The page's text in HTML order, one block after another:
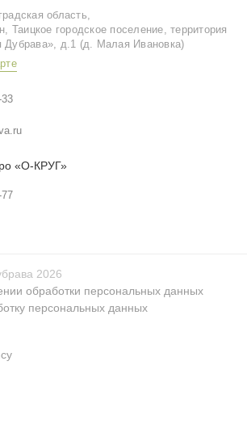
область,
Таицкое городское поселение, территория
Дубрава», д.1 (д. Малая Ивановка)
«О-КРУГ»
2026
обработки персональных данных
персональных данных